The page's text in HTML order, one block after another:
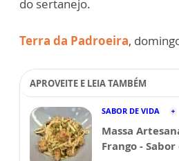
do sertanejo.
Terra da Padroeira,
APROVEITE E LEIA TAMBÉM
SABOR DE VIDA
Massa
Frango -